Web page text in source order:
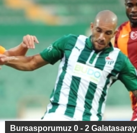
Basketbol
Voleybol
Puan Durumu
Fikstür
Facebook
Bursasporumuz 0 - 2 Galatasaray